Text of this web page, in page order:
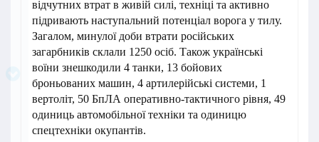
відчутних втрат в живій силі, техніці та активно
підривають наступальний потенціал ворога у тилу.
Загалом, минулої доби втрати російських
загарбників склали 1250 осіб. Також українські
воїни знешкодили 4 танки, 13 бойових
броньованих машин, 4 артилерійські системи, 1
вертоліт, 50 БпЛА оперативно-тактичного рівня, 49
одиниць автомобільної техніки та одиницю
спецтехніки окупантів.